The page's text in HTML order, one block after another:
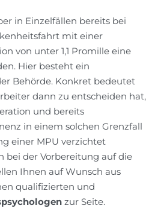
in Einzelfällen bereits bei
mit einer
von unter 1,1 Promille eine
Hier besteht ein
Behörde. Konkret bedeutet
dann zu entscheiden hat,
und bereits
in einem solchen Grenzfall
einer MPU verzichtet
bei der Vorbereitung auf die
Ihnen auf Wunsch aus
qualifizierten und
zur Seite.